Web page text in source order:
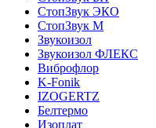
СтопЗвук ЭКО
СтопЗвук М
Звукоизол
Звукоизол ФЛЕКС
Виброфлор
K-Fonik
IZOGERTZ
Белтермо
Изоплат